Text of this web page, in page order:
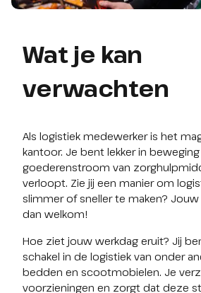
Wat je kan
verwachten
Als logistiek medewerker is het
kantoor. Je bent lekker in
goederenstroom van
verloopt. Zie jij een manier om
slimmer of sneller te maken?
dan welkom!
Hoe ziet jouw werkdag eruit? Jij
schakel in de logistiek van onder
bedden en scootmobielen. Je
voorzieningen en zorgt dat deze